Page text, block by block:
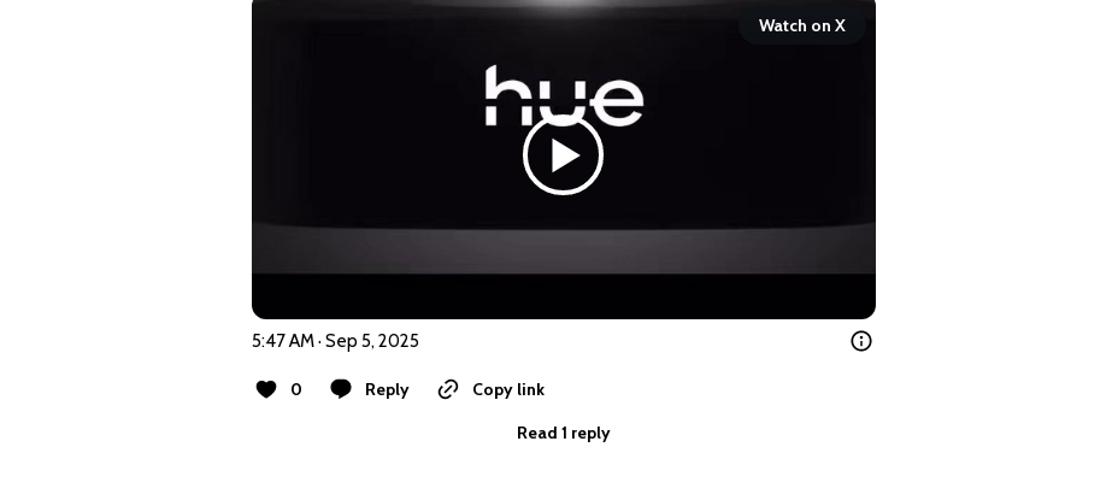
Watch on X
5:47 AM · Sep 5, 2025
0 Reply
Copy link
Read 1 reply